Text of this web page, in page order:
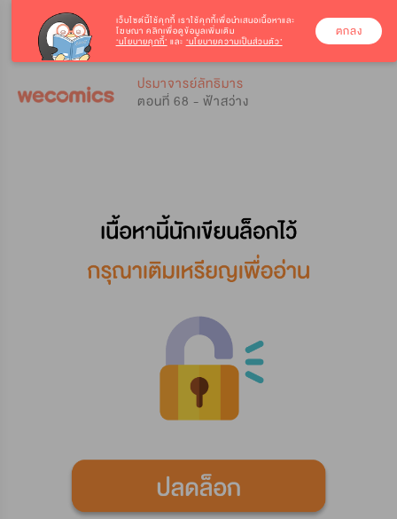
ปรมาจารย์ลัทธิมาร
ตอนที่ 68 - ฟ้าสว่าง
เว็บไซต์นี้ใช้คุกกี้ เราใช้คุกกี้เพื่อนำเสนอเนื้อหาและ
โฆษณา คลิกเพื่อดูข้อมูลเพิ่มเติม
‘นโยบายคุกกี้’ และ ‘นโยบายความเป็นส่วนตัว’
ตกลง